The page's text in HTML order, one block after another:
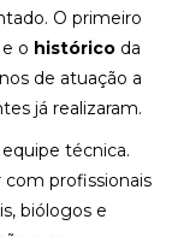
O primeiro
o históricoda
de atuação a
já realizaram.
técnica.
profissionais
biólogos e